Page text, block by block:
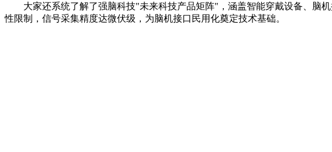
大家还系统了解了强脑科技"未来科技产品矩阵"，涵盖智能穿戴设备、脑机
性限制，信号采集精度达微伏级，为脑机接口民用化奠定技术基础。